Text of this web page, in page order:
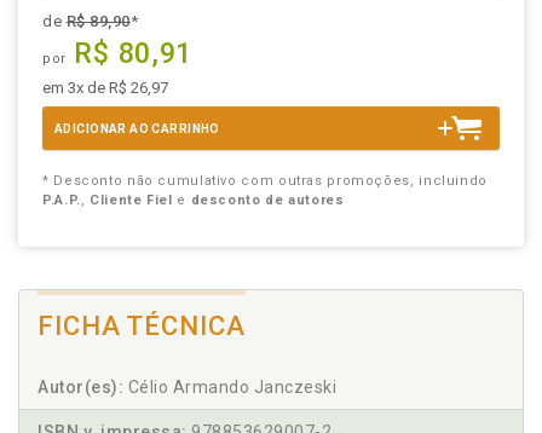
deR$ 89,90*
por R$ 80,91
em 3x de R$ 26,97
ADICIONAR AO CARRINHO
* Desconto não cumulativo com outras promoções, incluindo
P.A.P., Cliente Fiel e desconto de autores
FICHA TÉCNICA
Autor(es): Célio Armando Janczeski